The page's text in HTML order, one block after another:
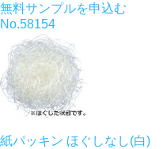
無料サンプルを申込む
No.58154
紙パッキン ほぐしなし(白)